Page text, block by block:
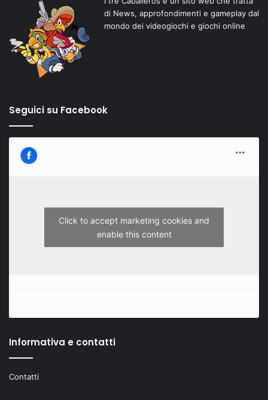
di News, approfondimenti e gameplay dal
mondo dei videogiochi e giochi online
Seguici su Facebook
Click to accept marketing cookies and
enable this content
Informativa e contatti
Contatti